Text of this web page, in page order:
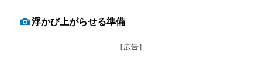
浮かび上がらせる準備
［広告］